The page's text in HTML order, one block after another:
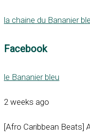
la chaine du Bananier
Facebook
le Bananier bleu
2 weeks ago
[Afro Caribbean Beats]